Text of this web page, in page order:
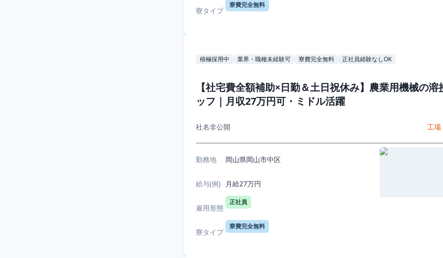
寮タイプ
寮費完全無料
積極採用中 業界・職種未経験可 寮費完全無料 正社員経験なしOK
【社宅費全額補助×日勤＆土日祝休み】農業用機械の溶
ッフ｜月収27万円可・ミドル活躍
社名非公開 工
勤務地 岡山県岡山市中区
給与(例) 月給27万円
雇用形態
正社員
寮タイプ
寮費完全無料